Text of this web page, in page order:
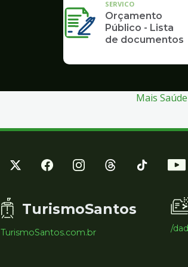
SERVICO
Orçamento
Público - Lista
de documentos
Mais Saúde
TurismoSantos
TurismoSantos.com.br /